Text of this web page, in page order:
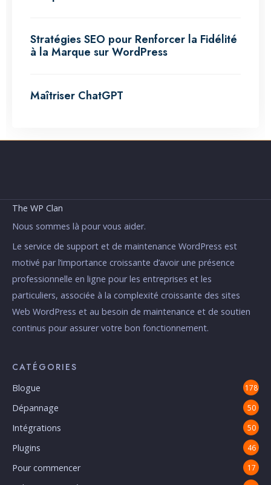
Stratégies SEO pour Renforcer la Fidélité
à la Marque sur WordPress
Maîtriser ChatGPT
The WP Clan
Nous sommes là pour vous aider.
Le service de support et de maintenance WordPress est
motivé par l’importance croissante d’avoir une présence
professionnelle en ligne pour les entreprises et les
particuliers, associée à la complexité croissante des sites
Web WordPress et au besoin de maintenance et de soutien
continus pour assurer votre bon fonctionnement.
CATÉGORIES
Blogue 178
Dépannage 50
Intégrations 50
Plugins 46
Pour commencer 17